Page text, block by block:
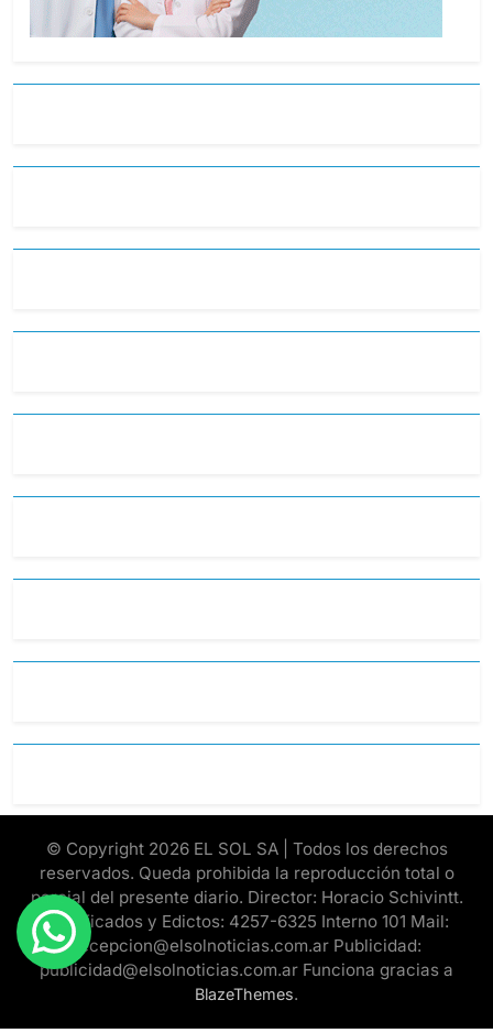
© Copyright 2026 EL SOL SA | Todos los derechos
reservados. Queda prohibida la reproducción total o
parcial del presente diario. Director: Horacio Schivintt.
Clasificados y Edictos: 4257-6325 Interno 101 Mail:
recepcion@elsolnoticias.com.ar Publicidad:
publicidad@elsolnoticias.com.ar Funciona gracias a
BlazeThemes.